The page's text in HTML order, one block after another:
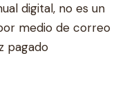
digital, no es un
medio de correo
pagado